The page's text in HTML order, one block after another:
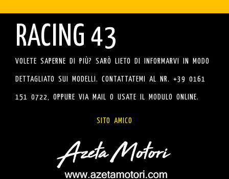
RACING 43
VOLETE SAPERNE DI PIÙ? SARÒ LIETO DI INFORMARVI IN MODO
DETTAGLIATO SUI MODELLI. CONTATTATEMI AL NR. +39 0161
151 0722, OPPURE VIA MAIL O USATE IL MODULO ONLINE.
SITO AMICO